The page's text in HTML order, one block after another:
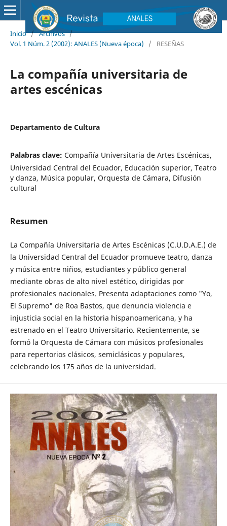
Inicio / Archivos /
Vol. 1 Núm. 2 (2002): ANALES (Nueva época)
/ RESEÑAS
La compañía universitaria de
artes escénicas
Departamento de Cultura
Palabras clave: Compañía Universitaria de Artes Escénicas,
Universidad Central del Ecuador, Educación superior, Teatro
y danza, Música popular, Orquesta de Cámara, Difusión
cultural
Resumen
La Compañía Universitaria de Artes Escénicas (C.U.D.A.E.) de
la Universidad Central del Ecuador promueve teatro, danza
y música entre niños, estudiantes y público general
mediante obras de alto nivel estético, dirigidas por
profesionales nacionales. Presenta adaptaciones como "Yo,
El Supremo" de Roa Bastos, que denuncia violencia e
injusticia social en la historia hispanoamericana, y ha
estrenado en el Teatro Universitario. Recientemente, se
formó la Orquesta de Cámara con músicos profesionales
para repertorios clásicos, semiclásicos y populares,
celebrando los 175 años de la universidad.